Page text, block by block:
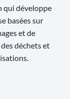
qui développe
basées sur
et de
déchets et